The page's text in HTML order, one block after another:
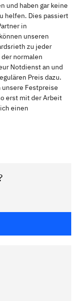
und haben gar keine
helfen. Dies passiert
in
unseren
zu jeder
normalen
Notdienst an und
Preis dazu.
unsere Festpreise
erst mit der Arbeit
einen